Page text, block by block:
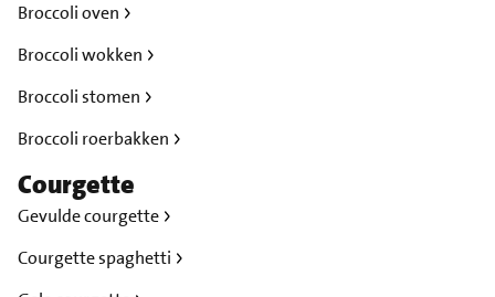
Broccoli oven
Broccoli wokken
Broccoli stomen
Broccoli roerbakken
Courgette
Gevulde courgette
Courgette spaghetti